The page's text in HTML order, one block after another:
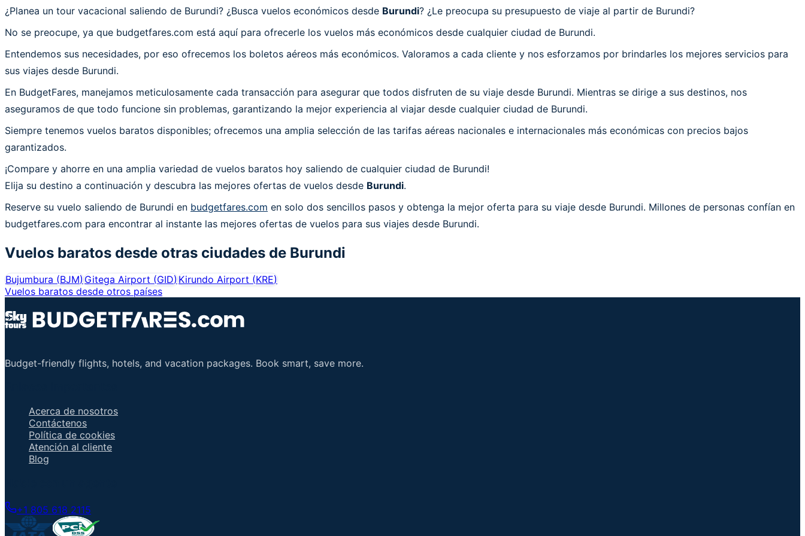
¿Planea un tour vacacional saliendo de Burundi? ¿Busca vuelos económicos desde Burundi? ¿Le preocupa su presupuesto de viaje al partir de Burundi?
No se preocupe, ya que budgetfares.com está aquí para ofrecerle los vuelos más económicos desde cualquier ciudad de Burundi.
Entendemos sus necesidades, por eso ofrecemos los boletos aéreos más económicos. Valoramos a cada cliente y nos esforzamos por brindarles los mejores servicios para
sus viajes desde Burundi.
En BudgetFares, manejamos meticulosamente cada transacción para asegurar que todos disfruten de su viaje desde Burundi. Mientras se dirige a sus destinos, nos
aseguramos de que todo funcione sin problemas, garantizando la mejor experiencia al viajar desde cualquier ciudad de Burundi.
Siempre tenemos vuelos baratos disponibles; ofrecemos una amplia selección de las tarifas aéreas nacionales e internacionales más económicas con precios bajos
garantizados.
¡Compare y ahorre en una amplia variedad de vuelos baratos hoy saliendo de cualquier ciudad de Burundi!
Elija su destino a continuación y descubra las mejores ofertas de vuelos desde Burundi.
Reserve su vuelo saliendo de Burundi en budgetfares.com en solo dos sencillos pasos y obtenga la mejor oferta para su viaje desde Burundi. Millones de personas confían en
budgetfares.com para encontrar al instante las mejores ofertas de vuelos para sus viajes desde Burundi.
Vuelos baratos desde otras ciudades de Burundi
Bujumbura (BJM)Gitega Airport (GID)Kirundo Airport (KRE)
Vuelos baratos desde otros países
Budget-friendly flights, hotels, and vacation packages. Book smart, save more.
Acerca de nosotros
Contáctenos
Política de cookies
Atención al cliente
Blog
+1 805 618 2115